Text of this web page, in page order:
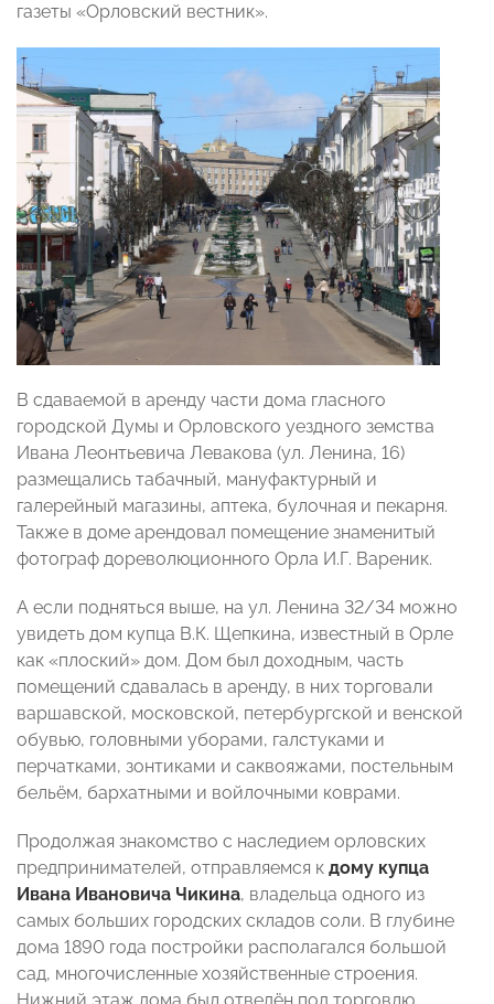
газеты «Орловский вестник».
В сдаваемой в аренду части дома гласного
городской Думы и Орловского уездного земства
Ивана Леонтьевича Левакова (ул. Ленина, 16)
размещались табачный, мануфактурный и
галерейный магазины, аптека, булочная и пекарня.
Также в доме арендовал помещение знаменитый
фотограф дореволюционного Орла И.Г. Вареник.
А если подняться выше, на ул. Ленина 32/34 можно
увидеть дом купца В.К. Щепкина, известный в Орле
как «плоский» дом. Дом был доходным, часть
помещений сдавалась в аренду, в них торговали
варшавской, московской, петербургской и венской
обувью, головными уборами, галстуками и
перчатками, зонтиками и саквояжами, постельным
бельём, бархатными и войлочными коврами.
Продолжая знакомство с наследием орловских
предпринимателей, отправляемся к дому купца
Ивана Ивановича Чикина, владельца одного из
самых больших городских складов соли. В глубине
дома 1890 года постройки располагался большой
сад, многочисленные хозяйственные строения.